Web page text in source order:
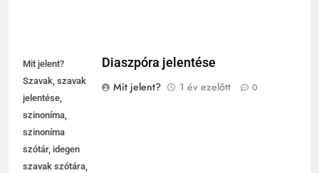
Mit jelent?
Szavak, szavak
jelentése,
szinoníma,
szinoníma
szótár, idegen
szavak szótára,
Diaszpóra jelentése
Mit jelent?
1 év ezelőtt 0